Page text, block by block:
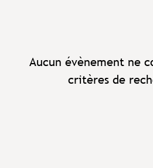
Aucun évènement ne
critères de